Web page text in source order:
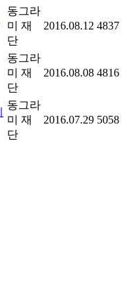
동그라
미 재
단
2016.08.12 4837
동그라
미 재
단
2016.08.08 4816
동그라
미 재
단
2016.07.29 5058